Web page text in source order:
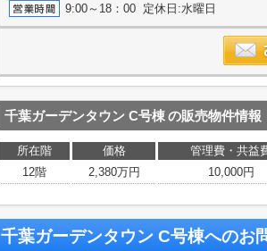
9:00～18：00 定休日:水曜日
千葉ガーデンタウン C号棟の販売物件情報
所在階 価格 管理費・共益
12階
2,380万円 10,000円
千葉ガーデンタウン C号棟へのお